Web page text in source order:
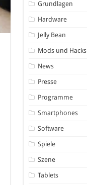
Grundlagen
Hardware
Jelly Bean
Mods und Hacks
News
Presse
Programme
Smartphones
Software
Spiele
Szene
Tablets